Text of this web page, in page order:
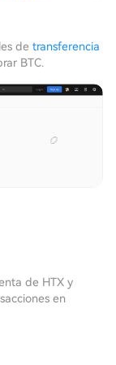
de transferencia
BTC.
de HTX y
en